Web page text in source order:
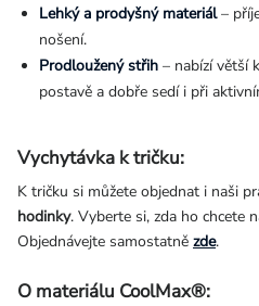
Lehký a prodyšný materiál–
nošení.
Prodloužený střih – nabízí větší
postavě a dobře sedí i při
Vychytávka k tričku:
K tričku si můžete objednat i naši
hodinky. Vyberte si, zda ho chcete
Objednávejte samostatně zde.
O materiálu CoolMax®: